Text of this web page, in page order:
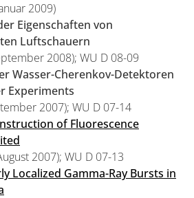
2009)
Eigenschaften von
Luftschauern
2008); WU D 08-09
Wasser-Cherenkov-Detektoren
Experiments
2007); WU D 07-14
of Fluorescence
2007); WU D 07-13
Localized Gamma-Ray Bursts in